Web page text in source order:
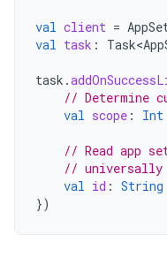
val client =
val task :
task .
// Determine
val scope : Int
// Read app
// universally
val id : String
})